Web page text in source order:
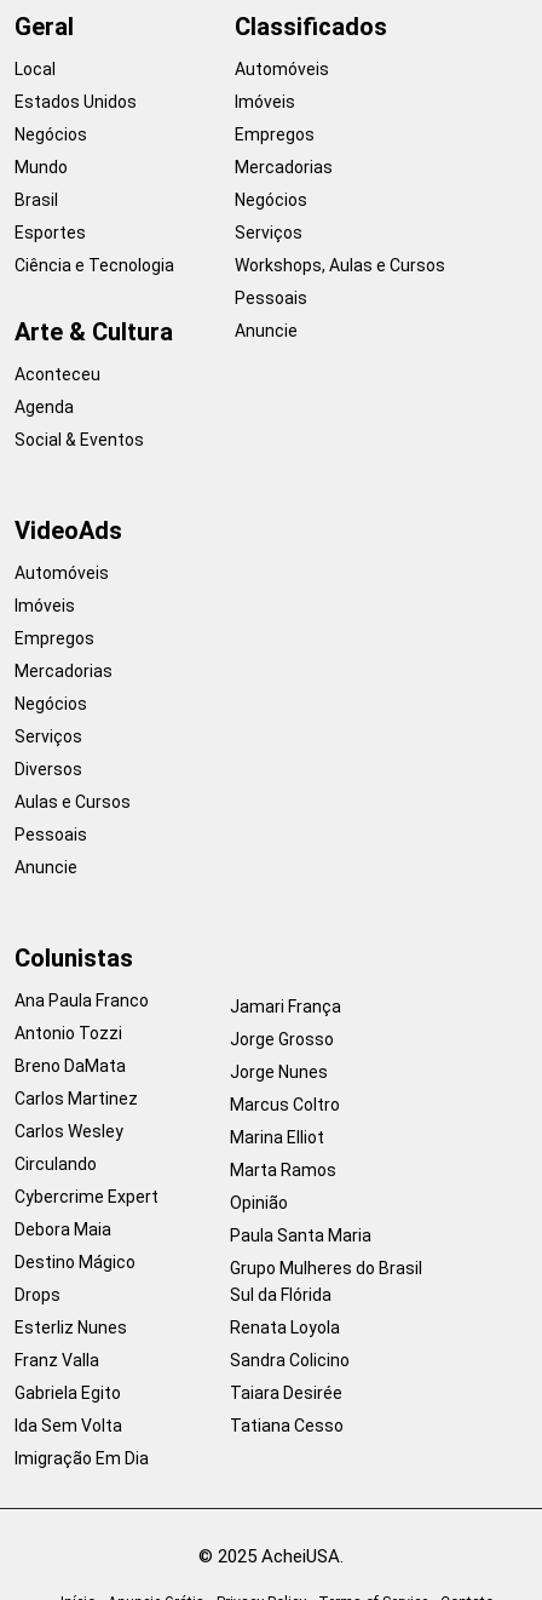
Geral
Local
Estados Unidos
Negócios
Mundo
Brasil
Esportes
Ciência e Tecnologia
Arte & Cultura
Aconteceu
Agenda
Social & Eventos
Classificados
Automóveis
Imóveis
Empregos
Mercadorias
Negócios
Serviços
Workshops, Aulas e Cursos
Pessoais
Anuncie
VideoAds
Automóveis
Imóveis
Empregos
Mercadorias
Negócios
Serviços
Diversos
Aulas e Cursos
Pessoais
Anuncie
Colunistas
Ana Paula Franco
Antonio Tozzi
Breno DaMata
Carlos Martinez
Carlos Wesley
Circulando
Cybercrime Expert
Debora Maia
Destino Mágico
Drops
Esterliz Nunes
Franz Valla
Gabriela Egito
Ida Sem Volta
Imigração Em Dia
Jamari França
Jorge Grosso
Jorge Nunes
Marcus Coltro
Marina Elliot
Marta Ramos
Opinião
Paula Santa Maria
Grupo Mulheres do Brasil
Sul da Flórida
Renata Loyola
Sandra Colicino
Taiara Desirée
Tatiana Cesso
© 2025 AcheiUSA.